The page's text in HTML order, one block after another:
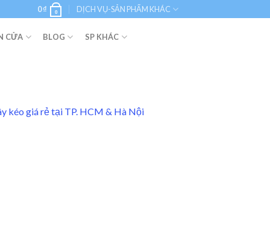
0₫ 0 DỊCH VỤ-SẢN PHẨM KHÁC
CỬA BLOG SP KHÁC
kéo giá rẻ tại TP. HCM & Hà Nội